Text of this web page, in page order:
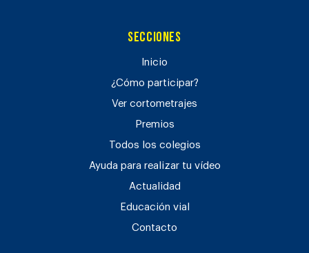
Secciones
Inicio
¿Cómo participar?
Ver cortometrajes
Premios
Todos los colegios
Ayuda para realizar tu vídeo
Actualidad
Educación vial
Contacto